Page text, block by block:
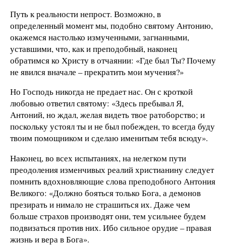
Путь к реальности непрост. Возможно, в
определенный момент мы, подобно святому Антонию,
окажемся настолько измученными, загнанными,
уставшими, что, как и преподобный, наконец
обратимся ко Христу в отчаянии: «Где был Ты? Почему
не явился вначале – прекратить мои мучения?»
Но Господь никогда не предает нас. Он с кроткой
любовью ответил святому: «Здесь пребывал Я,
Антоний, но ждал, желая видеть твое ратоборство; и
поскольку устоял ты и не был побежден, то всегда буду
твоим помощником и сделаю именитым тебя всюду».
Наконец, во всех испытаниях, на нелегком пути
преодоления изменчивых реалий христианину следует
помнить вдохновляющие слова преподобного Антония
Великого: «Должно бояться только Бога, а демонов
презирать и нимало не страшиться их. Даже чем
больше страхов производят они, тем усильнее будем
подвизаться против них. Ибо сильное орудие – правая
жизнь и вера в Бога».